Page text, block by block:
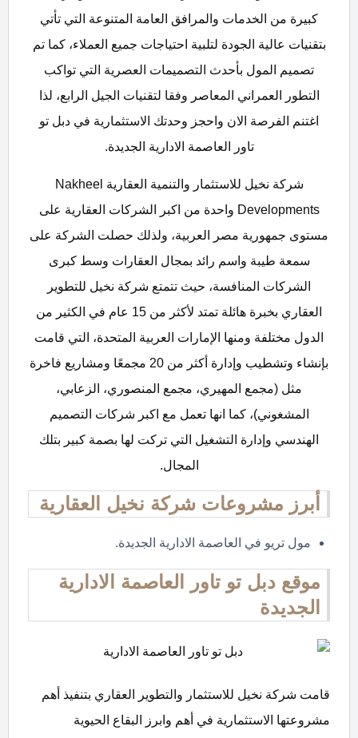
كبيرة من الخدمات والمرافق العامة المتنوعة التي تأتي
بتقنيات عالية الجودة لتلبية احتياجات جميع العملاء، كما تم
تصميم المول بأحدث التصميمات العصرية التي تواكب
التطور العمراني المعاصر وفقا لتقنيات الجيل الرابع، لذا
اغتنم الفرصة الان واحجز وحدتك الاستثمارية في دبل تو
تاور العاصمة الادارية الجديدة.
شركة نخيل للاستثمار والتنمية العقارية Nakheel
Developments واحدة من اكبر الشركات العقارية على
مستوى جمهورية مصر العربية، ولذلك حصلت الشركة على
سمعة طيبة واسم رائد بمجال العقارات وسط كبرى
الشركات المنافسة، حيث تتمتع شركة نخيل للتطوير
العقاري بخبرة هائلة تمتد لأكثر من 15 عام في الكثير من
الدول مختلفة ومنها الإمارات العربية المتحدة، التي قامت
بإنشاء وتشطيب وإدارة أكثر من 20 مجمعًا ومشاريع فاخرة
مثل (مجمع المهيري، مجمع المنصوري، الزعابي،
المشغوني)، كما انها تعمل مع اكبر شركات التصميم
الهندسي وإدارة التشغيل التي تركت لها بصمة كبير بتلك
المجال.
أبرز مشروعات شركة نخيل العقارية
مول تريو في العاصمة الادارية الجديدة.
موقع دبل تو تاور العاصمة الادارية
الجديدة
قامت شركة نخيل للاستثمار والتطوير العقاري بتنفيذ أهم
مشروعتها الاستثمارية في أهم وابرز البقاع الحيوية